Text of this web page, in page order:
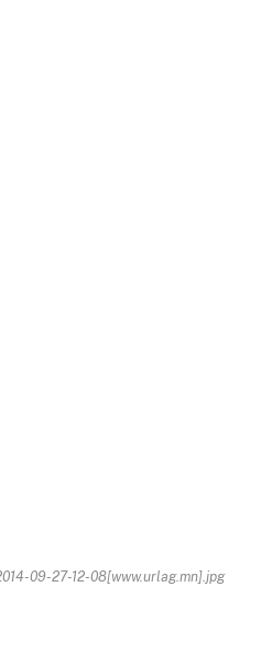
09-27-12-08[www.urlag.mn].jpg